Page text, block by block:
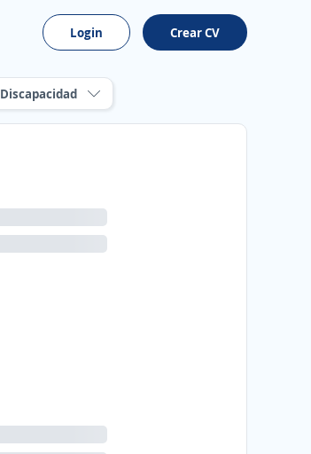
Login Crear CV
Discapacidad